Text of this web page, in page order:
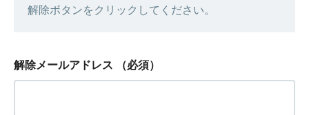
解除ボタンをクリックしてください。
解除メールアドレス （必須）